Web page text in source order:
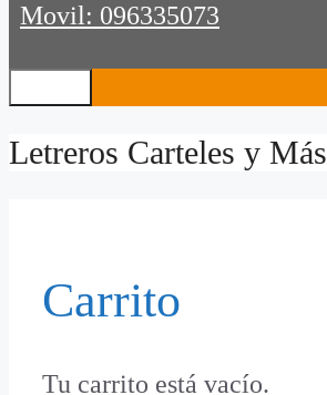
Movil: 096335073
Letreros Carteles y Más
Carrito
Tu carrito está vacío.